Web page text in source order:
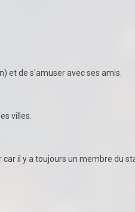
et de s'amuser avec ses amis.
villes.
il y a toujours un membre du